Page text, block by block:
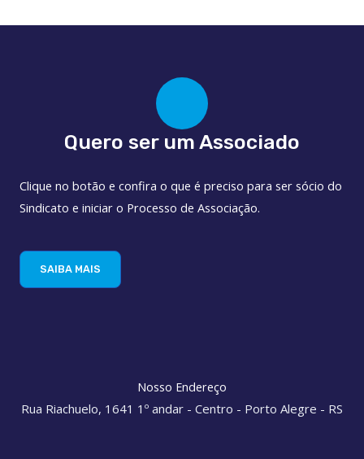
Quero ser um Associado
Clique no botão e confira o que é preciso para ser sócio do
Sindicato e iniciar o Processo de Associação.
SAIBA MAIS
Nosso Endereço
Rua Riachuelo, 1641 1º andar - Centro - Porto Alegre - RS